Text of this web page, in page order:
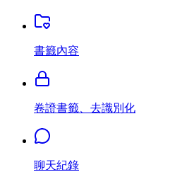
書籤內容
卷證書籤、去識別化
聊天紀錄